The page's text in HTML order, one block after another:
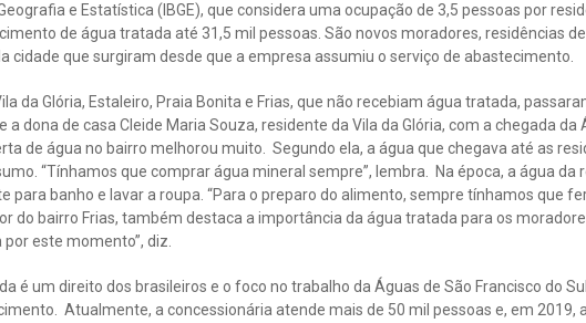
e Estatística (IBGE), que considera uma ocupação de 3,5 pessoas por
de água tratada até 31,5 mil pessoas. São novos moradores, residências
cidade que surgiram desde que a empresa assumiu o serviço de abastecimento.
da Glória, Estaleiro, Praia Bonita e Frias, que não recebiam água tratada,
a dona de casa Cleide Maria Souza, residente da Vila da Glória, com a chegada da
de água no bairro melhorou muito. Segundo ela, a água que chegava até as
“Tínhamos que comprar água mineral sempre”, lembra. Na época, a água da
para banho e lavar a roupa. “Para o preparo do alimento, sempre tínhamos que
do bairro Frias, também destaca a importância da água tratada para os
este momento”, diz.
é um direito dos brasileiros e o foco no trabalho da Águas de São Francisco do
Atualmente, a concessionária atende mais de 50 mil pessoas e, em 2019,